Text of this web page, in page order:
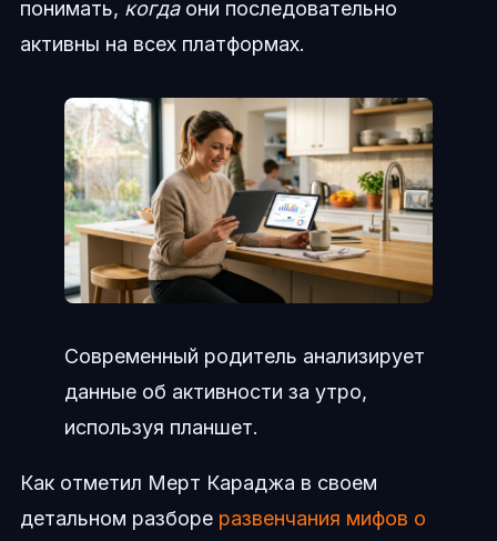
понимать, когдаони последовательно
активны на всех платформах.
Современный родитель анализирует
данные об активности за утро,
используя планшет.
Как отметил Мерт Караджа в своем
детальном разборе развенчания мифов о